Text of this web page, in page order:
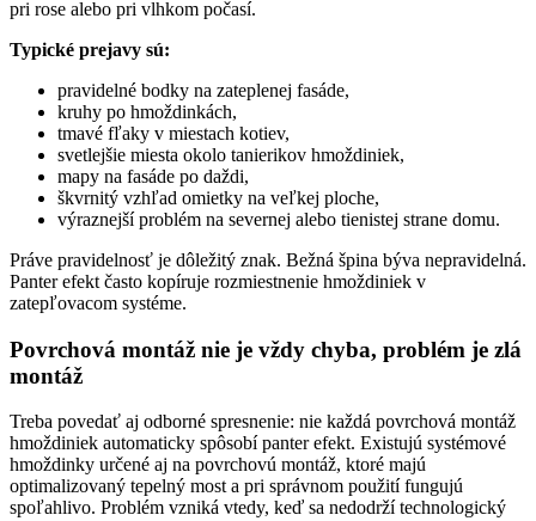
pri rose alebo pri vlhkom počasí.
Typické prejavy sú:
pravidelné bodky na zateplenej fasáde,
kruhy po hmoždinkách,
tmavé fľaky v miestach kotiev,
svetlejšie miesta okolo tanierikov hmoždiniek,
mapy na fasáde po daždi,
škvrnitý vzhľad omietky na veľkej ploche,
výraznejší problém na severnej alebo tienistej strane domu.
Práve pravidelnosť je dôležitý znak. Bežná špina býva nepravidelná.
Panter efekt často kopíruje rozmiestnenie hmoždiniek v
zatepľovacom systéme.
Povrchová montáž nie je vždy chyba, problém je zlá
montáž
Treba povedať aj odborné spresnenie: nie každá povrchová montáž
hmoždiniek automaticky spôsobí panter efekt. Existujú systémové
hmoždinky určené aj na povrchovú montáž, ktoré majú
optimalizovaný tepelný most a pri správnom použití fungujú
spoľahlivo. Problém vzniká vtedy, keď sa nedodrží technologický